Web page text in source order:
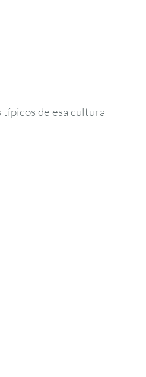
de esa cultura